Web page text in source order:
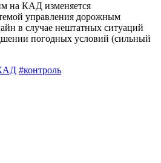
на КАД изменяется
управления дорожным
в случае нештатных ситуаций
погодных условий (сильный
#контроль